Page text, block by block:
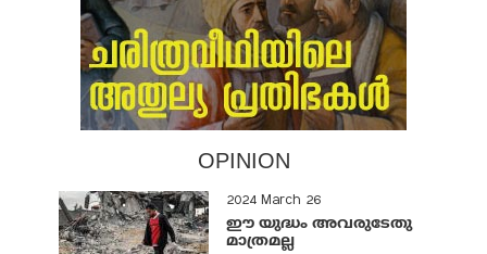
OPINION
2024 March 26
ഈ യുദ്ധം അവരുടേതു
മാത്രമല്ല